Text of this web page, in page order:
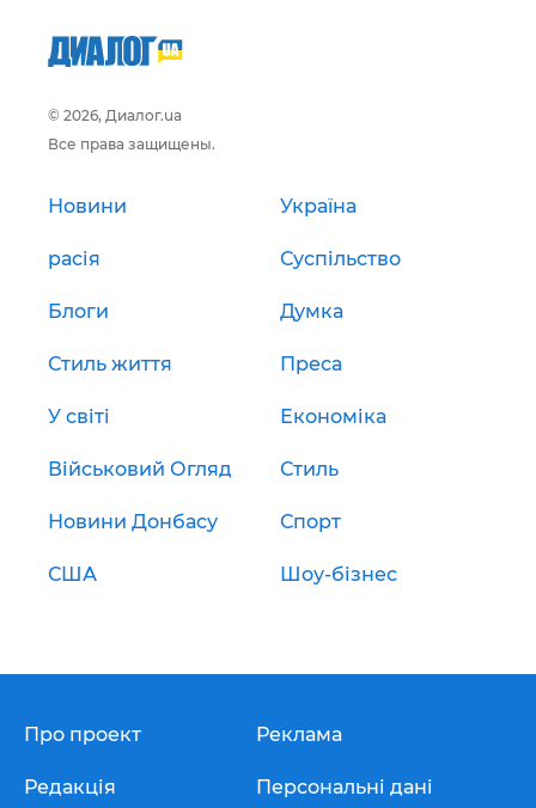
© 2026, Диалог.ua
Все права защищены.
Новини Україна
расія Суспільство
Блоги Думка
Стиль життя Преса
У світі Економіка
Військовий Огляд Стиль
Новини Донбасу Спорт
США Шоу-бізнес
Про проект
Редакція
Реклама
Персональні дані